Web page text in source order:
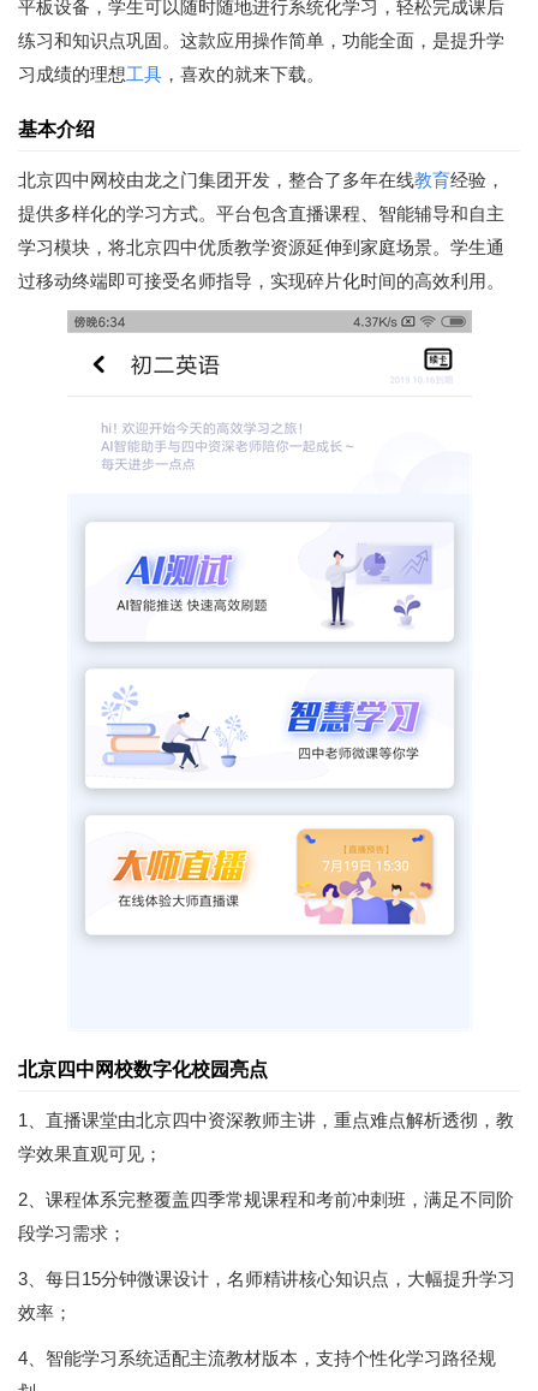
平板设备，学生可以随时随地进行系统化学习，轻松完成课后
练习和知识点巩固。这款应用操作简单，功能全面，是提升学
习成绩的理想工具 ，喜欢的就来下载。
基本介绍
北京四中网校由龙之门集团开发，整合了多年在线教育经验，
提供多样化的学习方式。平台包含直播课程、智能辅导和自主
学习模块，将北京四中优质教学资源延伸到家庭场景。学生通
过移动终端即可接受名师指导，实现碎片化时间的高效利用。
北京四中网校数字化校园亮点
1、直播课堂由北京四中资深教师主讲，重点难点解析透彻，教
学效果直观可见；
2、课程体系完整覆盖四季常规课程和考前冲刺班，满足不同阶
段学习需求；
3、每日15分钟微课设计，名师精讲核心知识点，大幅提升学习
效率；
4、智能学习系统适配主流教材版本，支持个性化学习路径规